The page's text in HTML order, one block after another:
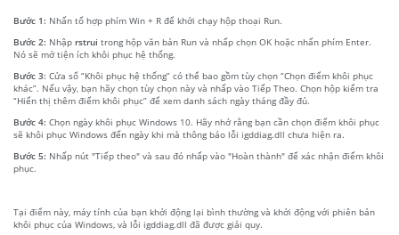
Bước 1: Nhấn tổ hợp phím Win + R để khởi chạy hộp thoại Run.
Bước 2: Nhập rstrui trong hộp văn bản Run và nhấp chọn OK hoặc nhấn phím Enter.
Nó sẽ mở tiện ích khôi phục hệ thống.
Bước 3: Cửa sổ “Khôi phục hệ thống” có thể bao gồm tùy chọn “Chọn điểm khôi phục
khác”. Nếu vậy, bạn hãy chọn tùy chọn này và nhấp vào Tiếp Theo. Chọn hộp kiểm tra
“Hiển thị thêm điểm khôi phục” để xem danh sách ngày tháng đầy đủ.
Bước 4: Chọn ngày khôi phục Windows 10. Hãy nhớ rằng bạn cần chọn điểm khôi phục
sẽ khôi phục Windows đến ngày khi mà thông báo lỗi igddiag.dll chưa hiện ra.
Bước 5: Nhấp nút "Tiếp theo" và sau đó nhấp vào "Hoàn thành" để xác nhận điểm khôi
phục.
Tại điểm này, máy tính của bạn khởi động lại bình thường và khởi động với phiên bản
khôi phục của Windows, và lỗi igddiag.dll đã được giải quy.